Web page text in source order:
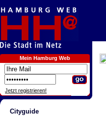
Mein Hamburg Web
Jetzt registrieren!
Cityguide